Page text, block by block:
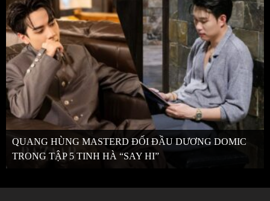
QUANG HÙNG MASTERD ĐỐI ĐẦU DƯƠNG DOMIC
TRONG TẬP 5 TINH HÀ “SAY HI”